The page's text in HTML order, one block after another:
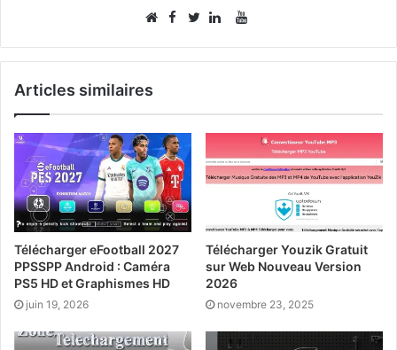
FacebookYouTube
Articles similaires
Télécharger eFootball 2027
PPSSPP Android : Caméra
PS5 HD et Graphismes HD
juin 19, 2026
Télécharger Youzik Gratuit
sur Web Nouveau Version
2026
novembre 23, 2025